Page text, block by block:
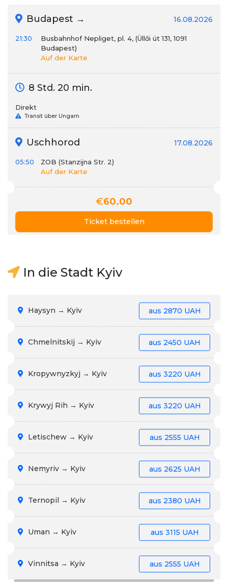
Budapest → 16.08.2026
21:30
Busbahnhof Nepliget, pl. 4, (Üllői út 131, 1091
Budapest)
Auf der Karte
8 Std. 20 min.
Direkt
Transit über Ungarn
Uschhorod 17.08.2026
05:50
ZOB (Stanzijna Str. 2)
Auf der Karte
€60.00
Ticket bestellen
In die Stadt Kyiv
Haysyn → Kyiv aus 2870 UAH
Chmelnitskij → Kyiv aus 2450 UAH
Kropywnyzkyj → Kyiv aus 3220 UAH
Krywyj Rih → Kyiv aus 3220 UAH
Letischew → Kyiv aus 2555 UAH
Nemyriv → Kyiv aus 2625 UAH
Ternopil → Kyiv aus 2380 UAH
Uman → Kyiv aus 3115 UAH
Vinnitsa → Kyiv aus 2555 UAH